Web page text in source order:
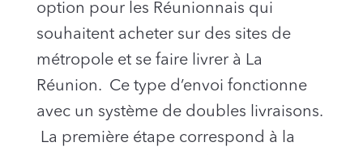
option pour les Réunionnais qui
souhaitent acheter sur des sites de
métropole et se faire livrer à La
Réunion. Ce type d’envoi fonctionne
avec un système de doubles livraisons.
La première étape correspond à la